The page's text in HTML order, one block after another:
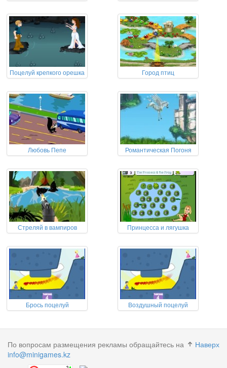
Поцелуй крепкого орешка Город птиц
Любовь Пепе Романтическая Погоня
Стреляй в вампиров Принцесса и лягушка
Брось поцелуй Воздушный поцелуй
Наверх
По вопросам размещения рекламы обращайтесь на
info@minigames.kz